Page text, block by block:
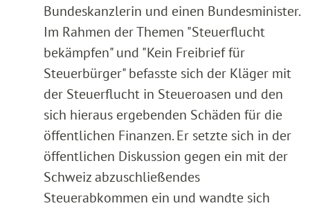
Bundeskanzlerin und einen Bundesminister.
Im Rahmen der Themen "Steuerflucht
bekämpfen" und "Kein Freibrief für
Steuerbürger" befasste sich der Kläger mit
der Steuerflucht in Steueroasen und den
sich hieraus ergebenden Schäden für die
öffentlichen Finanzen. Er setzte sich in der
öffentlichen Diskussion gegen ein mit der
Schweiz abzuschließendes
Steuerabkommen ein und wandte sich